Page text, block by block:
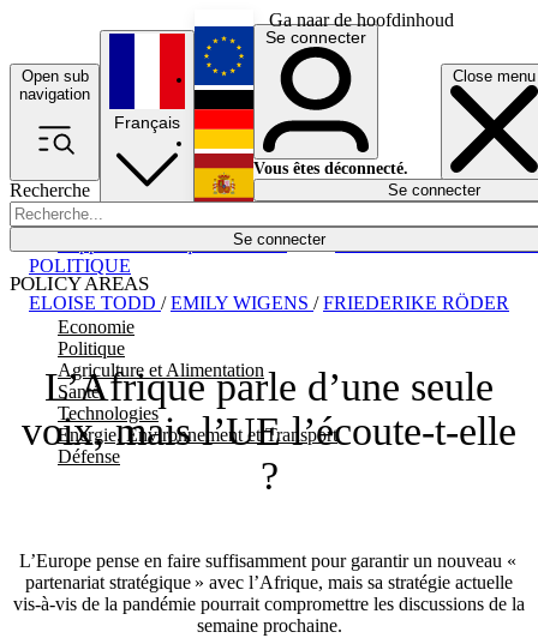
Ga naar de hoofdinhoud
Open sub
navigation
Close menu
Recherche
Se connecter
POLICY AREAS
Economie
Politique
Agriculture et Alimentation
Santé
Technologies
Energie, Environnement et Transport
Défense
Économie
Français
English
Deutsch
Español
Se connecter
Vous êtes déconnecté.
Se connecter
L’Afrique parle d’une seule
voix, mais l’UE l’écoute-t-elle
?
L’Europe pense en faire suffisamment pour garantir un nouveau «
partenariat stratégique » avec l’Afrique, mais sa stratégie actuelle
vis-à-vis de la pandémie pourrait compromettre les discussions de la
semaine prochaine.
ELOISE TODD /EMILY WIGENS /FRIEDERIKE RÖDER
POLITIQUE